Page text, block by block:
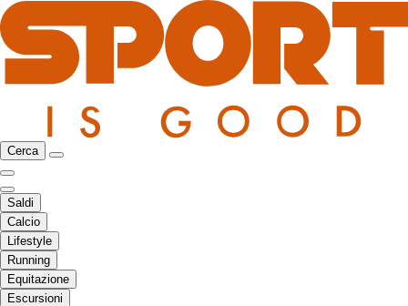
Cerca
Saldi
Calcio
Lifestyle
Running
Equitazione
Escursioni